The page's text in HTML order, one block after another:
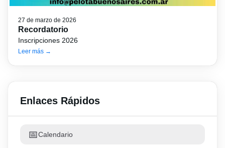
27 de marzo de 2026
Recordatorio
Inscripciones 2026
Leer más →
Enlaces Rápidos
📅Calendario